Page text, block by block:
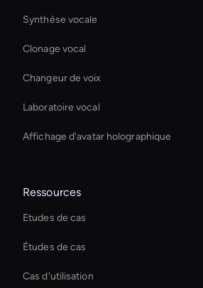
Synthèse vocale
Clonage vocal
Changeur de voix
Laboratoire vocal
Affichage d'avatar holographique
Ressources
Etudes de cas
Études de cas
Cas d'utilisation